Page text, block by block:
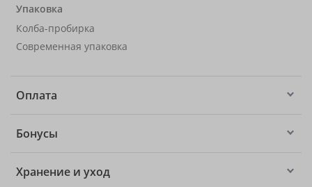
Упаковка
Колба-пробирка
Современная упаковка
Оплата
Бонусы
Хранение и уход